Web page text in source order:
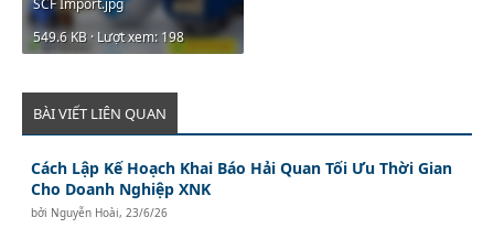
549.6 KB · Lượt xem: 198
BÀI VIẾT LIÊN QUAN
Cách Lập Kế Hoạch Khai Báo Hải Quan Tối Ưu Thời Gian
Cho Doanh Nghiệp XNK
bởi Nguyễn Hoài,23/6/26